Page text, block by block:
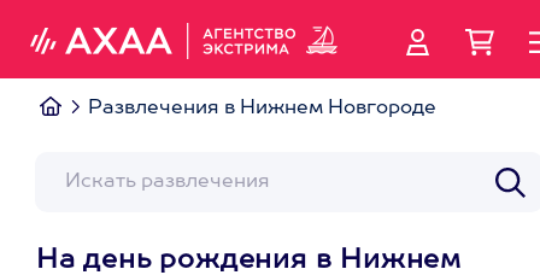
Развлечения в Нижнем Новгороде
На день рождения в Нижнем